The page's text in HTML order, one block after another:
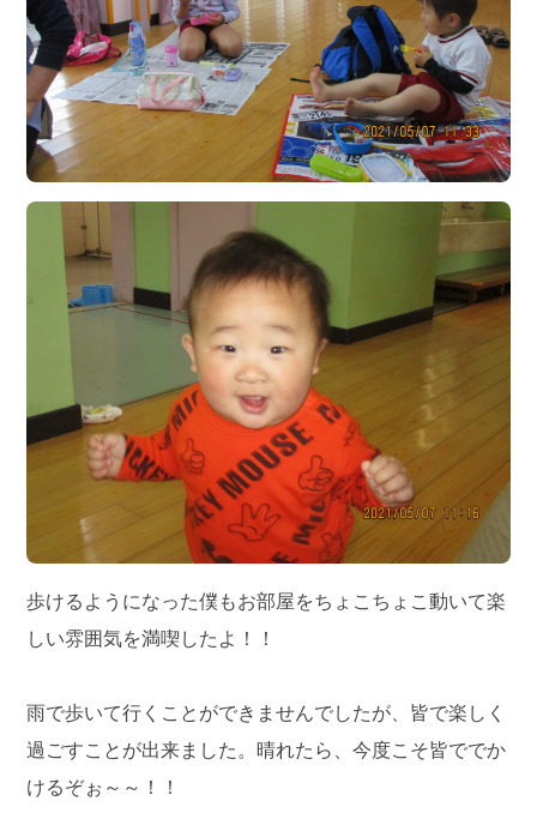
歩けるようになった僕もお部屋をちょこちょこ動いて楽
しい雰囲気を満喫したよ！！
雨で歩いて行くことができませんでしたが、皆で楽しく
過ごすことが出来ました。晴れたら、今度こそ皆ででか
けるぞぉ～～！！